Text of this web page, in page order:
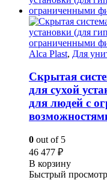
Alca Plast, Для
Скрытая
для сухой
для людей с
0 out of 5
46 477 ₽
В корзину
Быстрый просмотр